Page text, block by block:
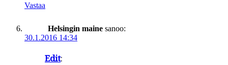
Vastaa
Helsingin maine sanoo:
30.1.2016 14:34
Edit: